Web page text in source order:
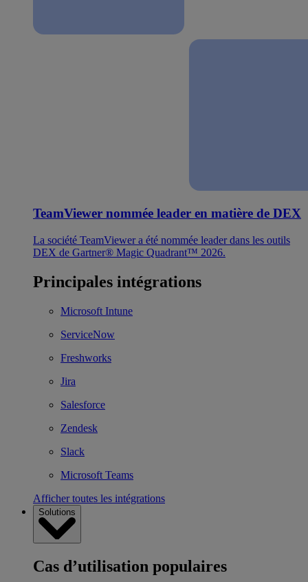
TeamViewer nommée leader en matière de DEX
La société TeamViewer a été nommée leader dans les outils
DEX de Gartner® Magic Quadrant™ 2026.
Principales intégrations
Microsoft Intune
ServiceNow
Freshworks
Jira
Salesforce
Zendesk
Slack
Microsoft Teams
Afficher toutes les intégrations
Solutions
Cas d’utilisation populaires